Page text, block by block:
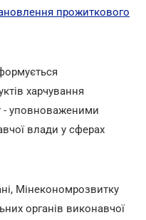
прожиткового
харчування
- уповноваженими
влади у сферах
Мінекономрозвитку
органів виконавчої